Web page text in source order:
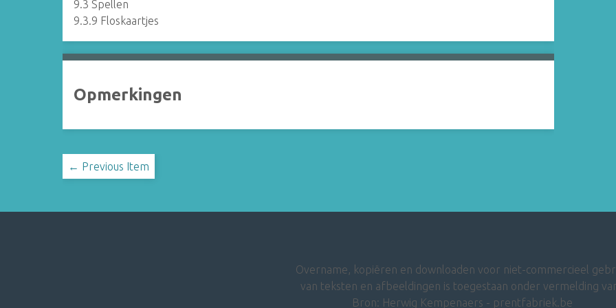
9.3 Spellen
9.3.9 Floskaartjes
Opmerkingen
← Previous Item
Overname, kopiëren en downloaden voor niet-commercieel
van teksten en afbeeldingen is toegestaan onder vermelding
Bron: Herwig Kempenaers - prentfabriek.be